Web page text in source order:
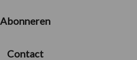
Abonneren
Contact